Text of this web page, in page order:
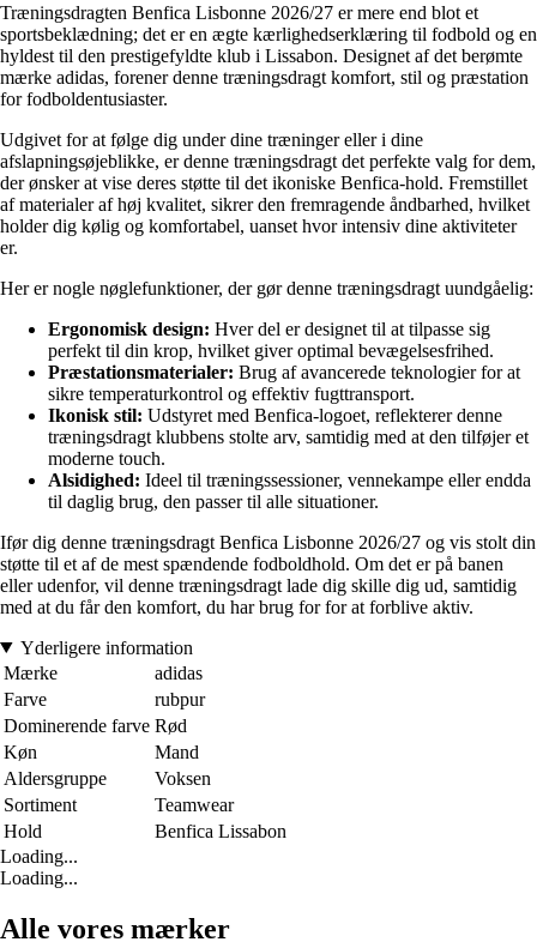
Træningsdragten Benfica Lisbonne 2026/27 er mere end blot et
sportsbeklædning; det er en ægte kærlighedserklæring til fodbold og en
hyldest til den prestigefyldte klub i Lissabon. Designet af det berømte
mærke adidas, forener denne træningsdragt komfort, stil og præstation
for fodboldentusiaster.
Udgivet for at følge dig under dine træninger eller i dine
afslapningsøjeblikke, er denne træningsdragt det perfekte valg for dem,
der ønsker at vise deres støtte til det ikoniske Benfica-hold. Fremstillet
af materialer af høj kvalitet, sikrer den fremragende åndbarhed, hvilket
holder dig kølig og komfortabel, uanset hvor intensiv dine aktiviteter
er.
Her er nogle nøglefunktioner, der gør denne træningsdragt uundgåelig:
Ergonomisk design: Hver del er designet til at tilpasse sig
perfekt til din krop, hvilket giver optimal bevægelsesfrihed.
Præstationsmaterialer: Brug af avancerede teknologier for at
sikre temperaturkontrol og effektiv fugttransport.
Ikonisk stil: Udstyret med Benfica-logoet, reflekterer denne
træningsdragt klubbens stolte arv, samtidig med at den tilføjer et
moderne touch.
Alsidighed: Ideel til træningssessioner, vennekampe eller endda
til daglig brug, den passer til alle situationer.
Ifør dig denne træningsdragt Benfica Lisbonne 2026/27 og vis stolt din
støtte til et af de mest spændende fodboldhold. Om det er på banen
eller udenfor, vil denne træningsdragt lade dig skille dig ud, samtidig
med at du får den komfort, du har brug for for at forblive aktiv.
Yderligere information
Mærke
adidas
Farve
rubpur
Dominerende farve Rød
Køn
Mand
Aldersgruppe
Voksen
Sortiment
Teamwear
Hold
Benfica Lissabon
Loading...
Loading...
Alle vores mærker